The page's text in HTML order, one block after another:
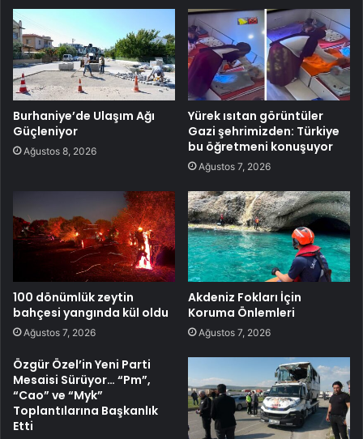
Burhaniye’de Ulaşım Ağı
Güçleniyor
Ağustos 8, 2026
Yürek ısıtan görüntüler
Gazi şehrimizden: Türkiye
bu öğretmeni konuşuyor
Ağustos 7, 2026
100 dönümlük zeytin
bahçesi yangında kül oldu
Ağustos 7, 2026
Akdeniz Fokları İçin
Koruma Önlemleri
Ağustos 7, 2026
Özgür Özel’in Yeni Parti
Mesaisi Sürüyor… “Pm”,
“Cao” ve “Myk”
Toplantılarına Başkanlık
Etti